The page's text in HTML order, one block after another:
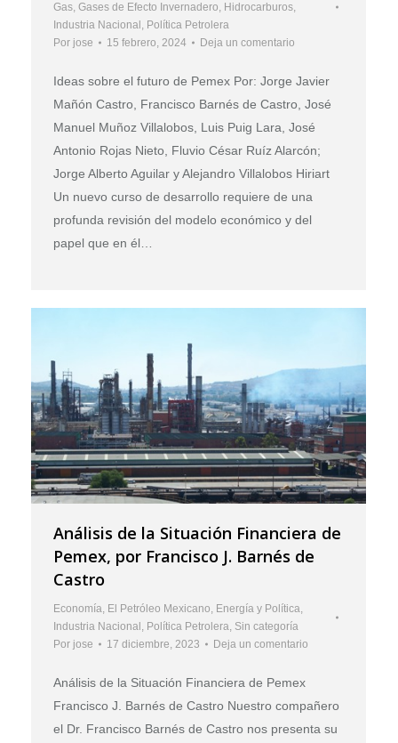
Gas, Gases de Efecto Invernadero, Hidrocarburos,
Industria Nacional , Política Petrolera
Por jose 15 febrero, 2024 Deja un comentario
Ideas sobre el futuro de Pemex Por: Jorge Javier
Mañón Castro, Francisco Barnés de Castro, José
Manuel Muñoz Villalobos, Luis Puig Lara, José
Antonio Rojas Nieto, Fluvio César Ruíz Alarcón;
Jorge Alberto Aguilar y Alejandro Villalobos Hiriart
Un nuevo curso de desarrollo requiere de una
profunda revisión del modelo económico y del
papel que en él…
Análisis de la Situación Financiera de
Pemex, por Francisco J. Barnés de
Castro
Economía El Petróleo Mexicano Energía y Política
Industria Nacional Política Petrolera Sin categoría
Por jose 17 diciembre, 2023 Deja un comentario
Análisis de la Situación Financiera de Pemex
Francisco J. Barnés de Castro Nuestro compañero
el Dr. Francisco Barnés de Castro nos presenta su